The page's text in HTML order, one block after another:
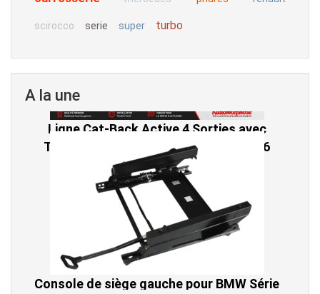
scirocco serie super turbo
A la une
Console de siège gauche pour BMW Série
3 E46 (hors Cabriolet et CSL) et BMW X3